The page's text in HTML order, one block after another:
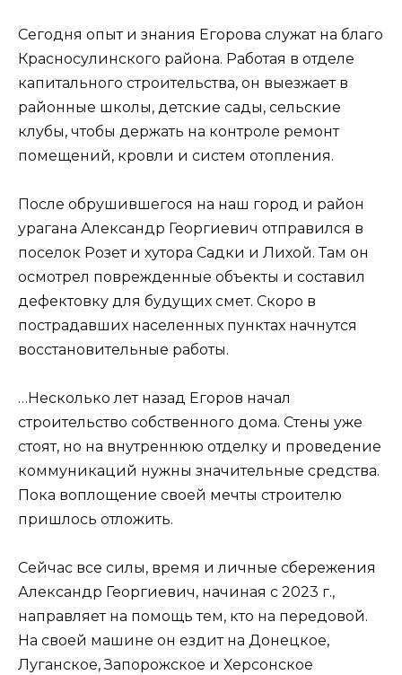
Сегодня опыт и знания Егорова служат на благо
Красносулинского района. Работая в отделе
капитального строительства, он выезжает в
районные школы, детские сады, сельские
клубы, чтобы держать на контроле ремонт
помещений, кровли и систем отопления.
После обрушившегося на наш город и район
урагана Александр Георгиевич отправился в
поселок Розет и хутора Садки и Лихой. Там он
осмотрел поврежденные объекты и составил
дефектовку для будущих смет. Скоро в
пострадавших населенных пунктах начнутся
восстановительные работы.
…Несколько лет назад Егоров начал
строительство собственного дома. Стены уже
стоят, но на внутреннюю отделку и проведение
коммуникаций нужны значительные средства.
Пока воплощение своей мечты строителю
пришлось отложить.
Сейчас все силы, время и личные сбережения
Александр Георгиевич, начиная с 2023 г.,
направляет на помощь тем, кто на передовой.
На своей машине он ездит на Донецкое,
Луганское, Запорожское и Херсонское